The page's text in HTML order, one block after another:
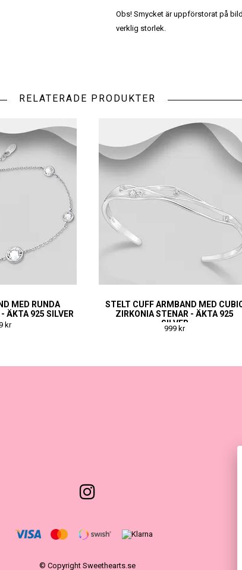
Obs! Smycket är uppförstorat på
verklig storlek.
RELATERADE PRODUKTER
MED RUNDA
ÄKTA 925 SILVER
kr
STELT CUFF ARMBAND MED
ZIRKONIA STENAR - ÄKTA 925
SILVER
999 kr
© Copyright Sweethearts.se